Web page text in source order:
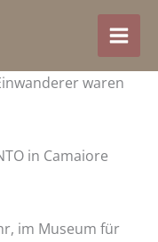
waren
in Camaiore
im Museum für